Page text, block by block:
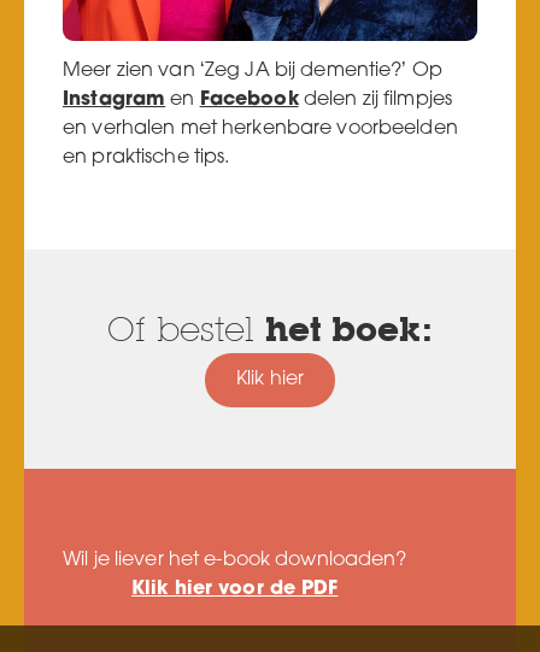
Meer zien van ‘Zeg JA bij dementie?’ Op
Instagram en Facebookdelen zij filmpjes
en verhalen met herkenbare voorbeelden
en praktische tips.
Of bestel het boek:
Klik hier
Wil je liever het e-book downloaden?
Klik hier voor de PDF